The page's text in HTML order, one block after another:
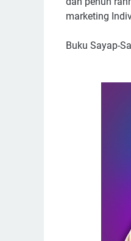
marketing
Buku Sayap-